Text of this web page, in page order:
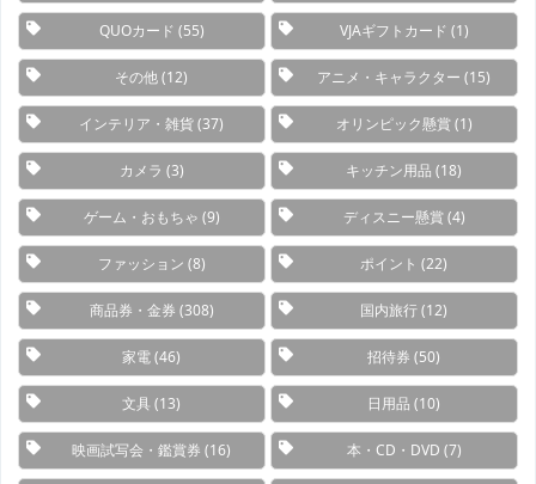
QUOカード (55) VJAギフトカード (1)
その他(12) アニメ・キャラクター (15)
インテリア・雑貨(37) オリンピック懸賞(1)
カメラ (3) キッチン用品 (18)
ゲーム・おもちゃ (9) ディスニー懸賞(4)
ファッション (8) ポイント (22)
商品券・金券 (308) 国内旅行(12)
家電(46) 招待券 (50)
文具 (13) 日用品 (10)
映画試写会・鑑賞券 (16) 本・CD・DVD (7)